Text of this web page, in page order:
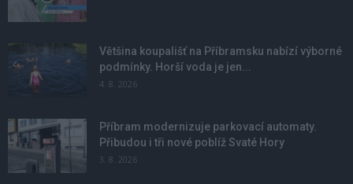
Většina koupališť na Příbramsku nabízí výborné
podmínky. Horší voda je jen...
4. 8. 2026
Příbram modernizuje parkovací automaty.
Přibudou i tři nové poblíž Svaté Hory
3. 8. 2026